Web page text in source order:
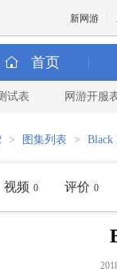
新网游
首页
试表 网游开服
> 图集列表 > Black
视频 0 评价 0